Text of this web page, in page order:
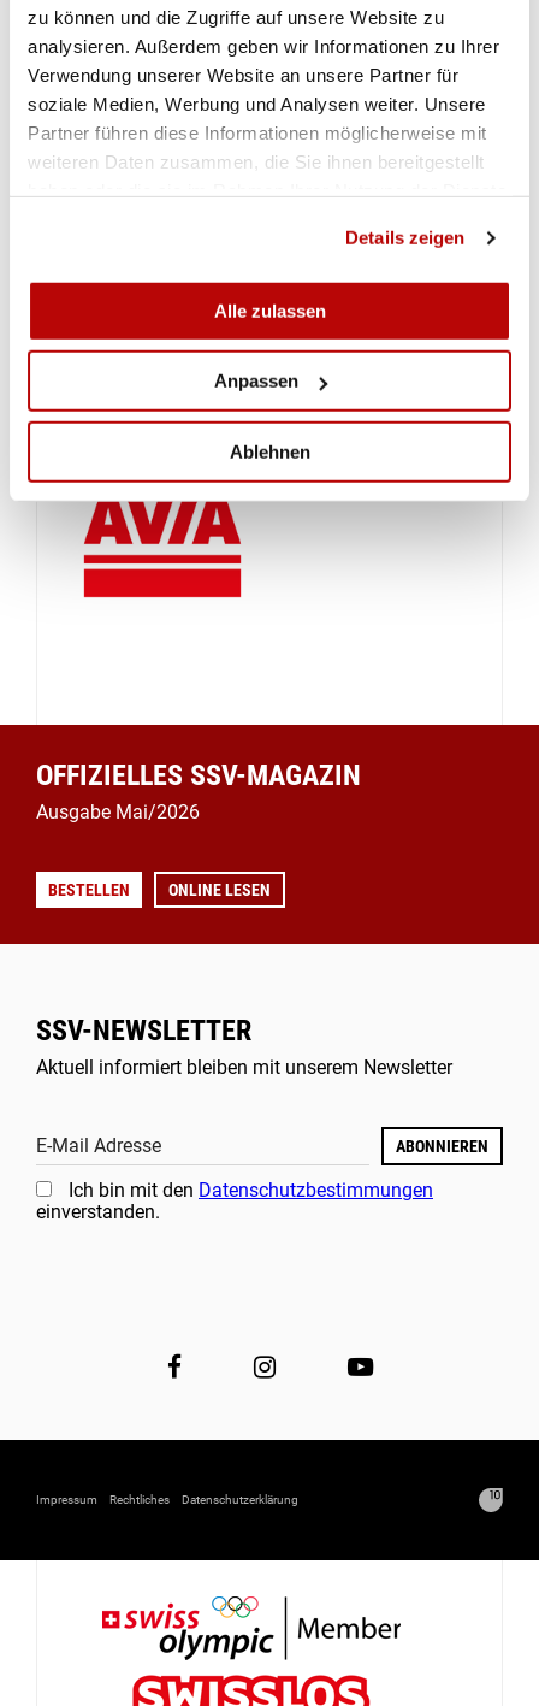
zu können und die Zugriffe auf unsere Website zu
analysieren. Außerdem geben wir Informationen zu Ihrer
Verwendung unserer Website an unsere Partner für
soziale Medien, Werbung und Analysen weiter. Unsere
Partner führen diese Informationen möglicherweise mit
weiteren Daten zusammen, die Sie ihnen bereitgestellt
Details zeigen
Alle zulassen
Anpassen
Ablehnen
OFFIZIELLES SSV-MAGAZIN
Ausgabe Mai/2026
BESTELLEN ONLINE LESEN
SSV-NEWSLETTER
Aktuell informiert bleiben mit unserem Newsletter
E-Mail Adresse ABONNIEREN
Ich bin mit den Datenschutzbestimmungen
einverstanden.
Impressum Rechtliches Datenschutzerklärung